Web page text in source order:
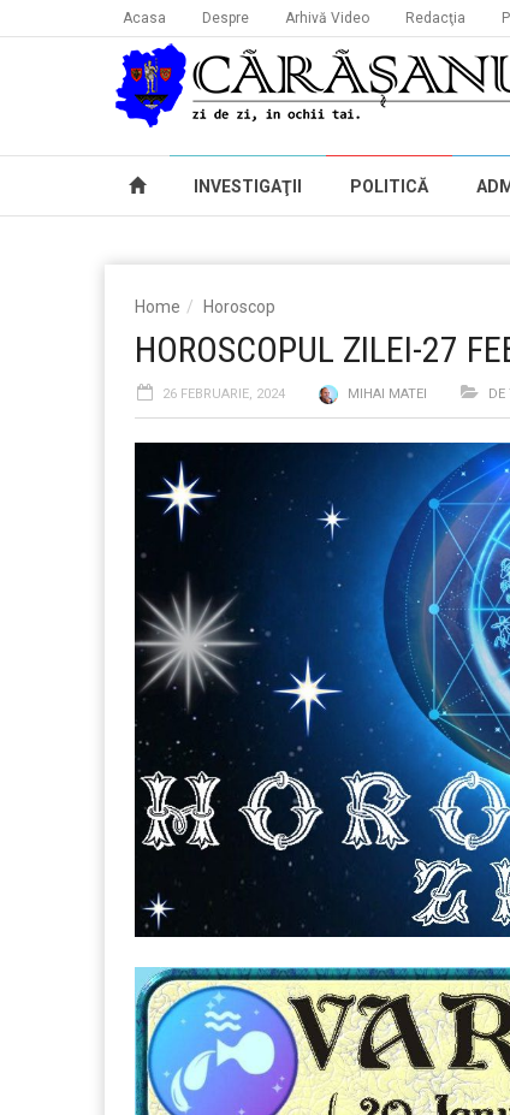
Acasa Despre Arhivă Video Redacţia
INVESTIGAŢII POLITICĂ
Home Horoscop
HOROSCOPUL ZILEI-27
26 FEBRUARIE, 2024 MIHAI MATEI DE